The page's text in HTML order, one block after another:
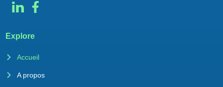
Explore
Accueil
A propos